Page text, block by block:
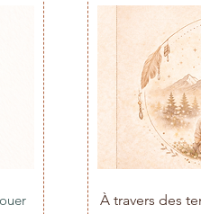
À travers des